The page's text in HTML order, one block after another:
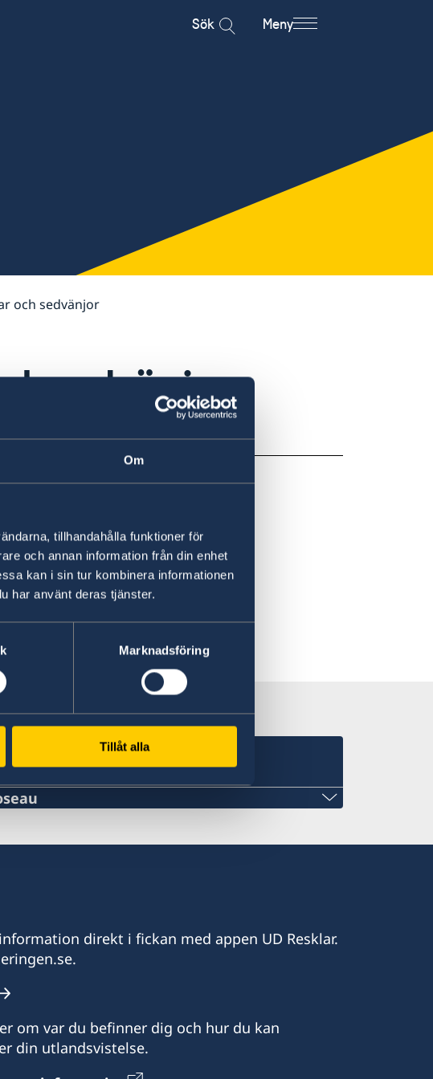
Om
tillhandahålla funktioner för
och annan information från din enhet
kan i sin tur kombinera informationen
har använt deras tjänster.
Marknadsföring
Tillåt alla
Sök Meny
och sedvänjor
sedvänjor
och sedvänjor.
direkt i fickan med appen UD Resklar.
om var du befinner dig och hur du kan
din utlandsvistelse.